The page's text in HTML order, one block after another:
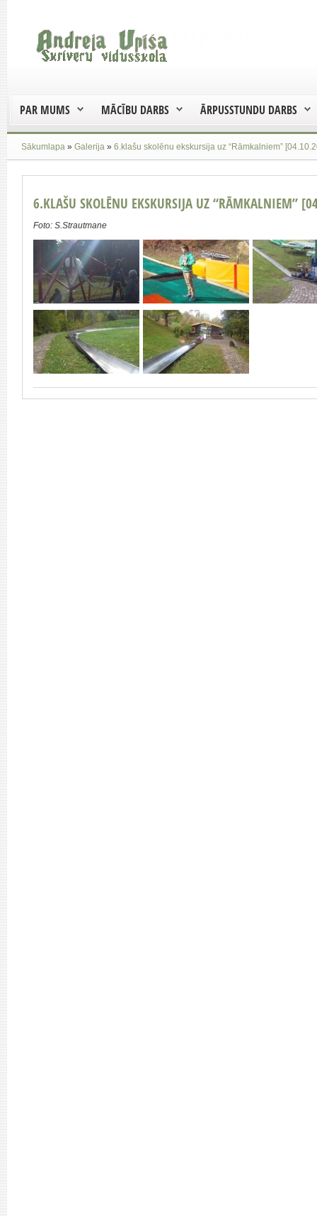
PAR MUMS MĀCĪBU DARBS ĀRPUSSTUNDU DARBS
Sākumlapa » Galerija » 6.klašu skolēnu ekskursija uz “Rāmkalniem”
6.KLAŠU SKOLĒNU EKSKURSIJA UZ “RĀMKALNIEM”
Foto: S.Strautmane